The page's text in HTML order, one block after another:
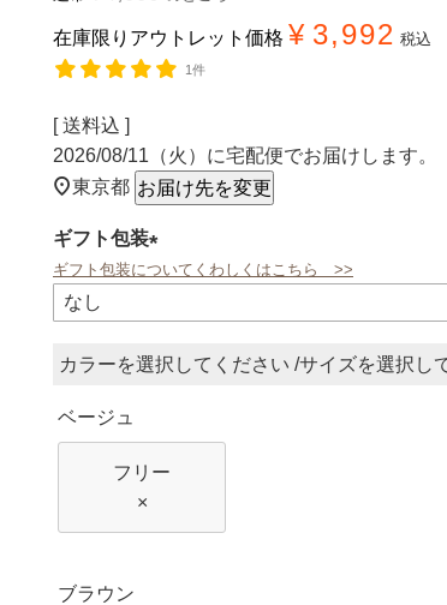
在庫限りアウトレット価格 ¥ 3,992 税込
1件
送料込
2026/08/11（火） に宅配便でお届けします。
東京都 お届け先を変更
ギフト包装
(必
ギフト包装についてくわしくはこちら >>
カラー サイズ
ベージュ
フリー
×
ブラウン